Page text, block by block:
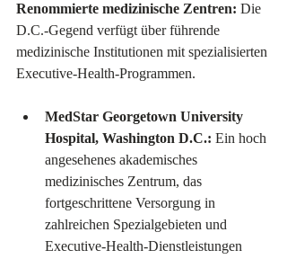
Renommierte medizinische Zentren: Die
D.C.-Gegend verfügt über führende
medizinische Institutionen mit spezialisierten
Executive-Health-Programmen.
MedStar Georgetown University
Hospital, Washington D.C.: Ein hoch
angesehenes akademisches
medizinisches Zentrum, das
fortgeschrittene Versorgung in
zahlreichen Spezialgebieten und
Executive-Health-Dienstleistungen